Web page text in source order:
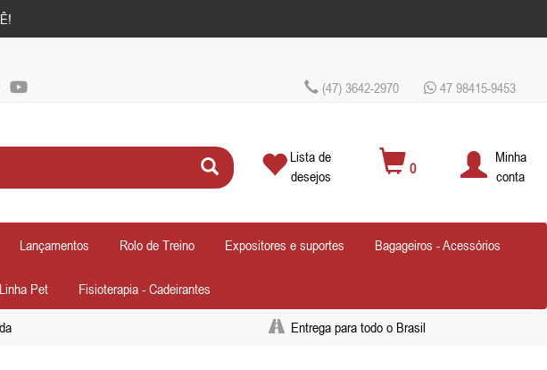
(47) 3642-2970 47 98415-9453
Lista de
desejos
0
Minha
conta
Lançamentos Rolo de Treino Expositores e suportes Bagageiros - Acessórios
Linha Pet Fisioterapia - Cadeirantes
Entrega para todo o Brasil